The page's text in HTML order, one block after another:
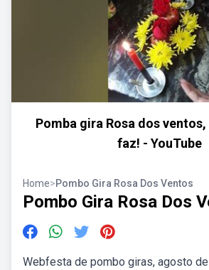
Pomba gira Rosa dos
faz! - YouTube
Home>Pombo Gira Rosa Dos Ventos
Pombo Gira Rosa Dos
Webfesta de pombo giras, agosto